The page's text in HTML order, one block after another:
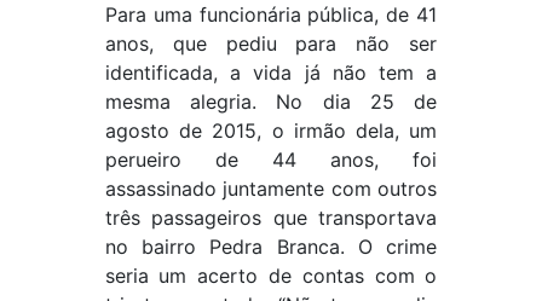
Para uma funcionária pública, de 41
anos, que pediu para não ser
identificada, a vida já não tem a
mesma alegria. No dia 25 de
agosto de 2015, o irmão dela, um
perueiro de 44 anos, foi
assassinado juntamente com outros
três passageiros que transportava
no bairro Pedra Branca. O crime
seria um acerto de contas com o